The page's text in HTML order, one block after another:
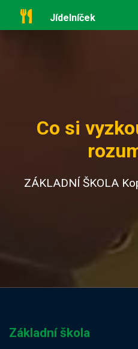
Jídelníček
Co si
ZÁKLADNÍ ŠKOLA
Základní škola